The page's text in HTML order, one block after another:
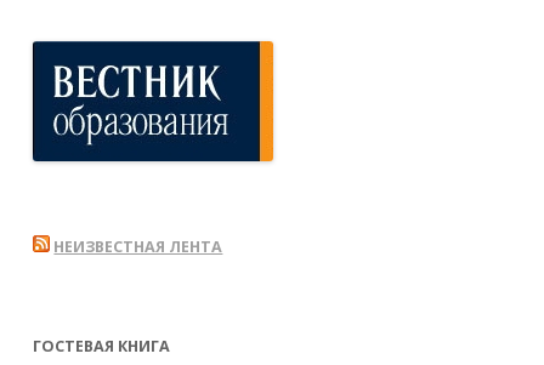
НЕИЗВЕСТНАЯ ЛЕНТА
ГОСТЕВАЯ КНИГА